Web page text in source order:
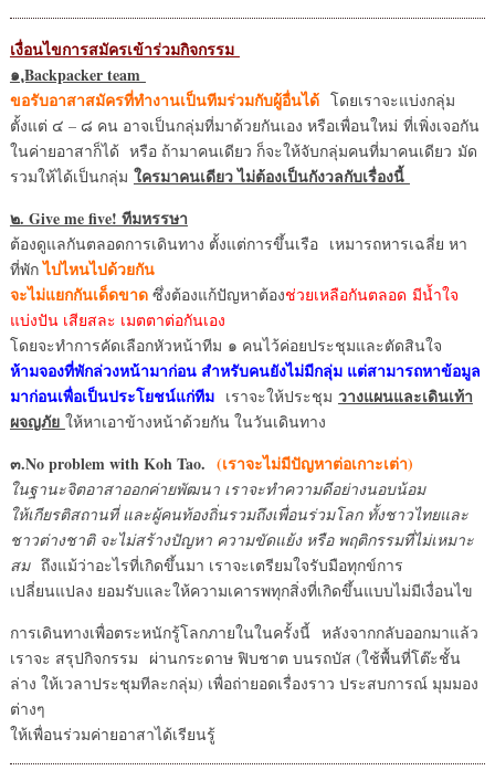
เงื่อนไขการสมัครเข้าร่วมกิจกรรม
๑.ฺBackpacker team
ขอรับอาสาสมัครที่ทำงานเป็นทีมร่วมกับผู้อื่นได้ โดยเราจะแบ่งกลุ่ม
ตั้งแต่ ๔ – ๘ คน อาจเป็นกลุ่มที่มาด้วยกันเอง หรือเพื่อนใหม่ ที่เพิ่งเจอกัน
ในค่ายอาสาก็ได้ หรือ ถ้ามาคนเดียว ก็จะให้จับกลุ่มคนที่มาคนเดียว มัด
รวมให้ได้เป็นกลุ่ม ใครมาคนเดียว ไม่ต้องเป็นกังวลกับเรื่องนี้
๒. Give me five! ทีมหรรษา
ต้องดูแลกันตลอดการเดินทาง ตั้งแต่การขึ้นเรือ เหมารถหารเฉลี่ย หา
ที่พักไปไหนไปด้วยกัน
จะไม่แยกกันเด็ดขาด ซึ่งต้องแก้ปัญหาต้องช่วยเหลือกันตลอด มีน้ำใจ
แบ่งปัน เสียสละ เมตตาต่อกันเอง
โดยจะทำการคัดเลือกหัวหน้าทีม ๑ คนไว้ค่อยประชุมและตัดสินใจ
ห้ามจองที่พักล่วงหน้ามาก่อน สำหรับคนยังไม่มีกลุ่ม แต่สามารถหาข้อมูล
มาก่อนเพื่อเป็นประโยชน์แก่ทีมเราจะให้ประชุม วางแผนและเดินเท้า
ผจญภัย ให้หาเอาข้างหน้าด้วยกัน ในวันเดินทาง
๓.No problem with Koh Tao. (เราจะไม่มีปัญหาต่อเกาะเต่า)
ในฐานะจิตอาสาออกค่ายพัฒนา เราจะทำความดีอย่างนอบน้อม
ให้เกียรติสถานที่ และผู้คนท้องถิ่นรวมถึงเพื่อนร่วมโลก ทั้งชาวไทยและ
ชาวต่างชาติ จะไม่สร้างปัญหา ความขัดแย้ง หรือ พฤติกรรมที่ไม่เหมาะ
สม ถึงแม้ว่าอะไรที่เกิดขึ้นมา เราจะเตรียมใจรับมือทุกข์การ
เปลี่ยนแปลง ยอมรับและให้ความเคารพทุกสิ่งที่เกิดขึ้นแบบไม่มีเงื่อนไข
การเดินทางเพื่อตระหนักรู้โลกภายในในครั้งนี้ หลังจากกลับออกมาแล้ว
เราจะ สรุปกิจกรรม ผ่านกระดาษ ฟิบชาต บนรถบัส (ใช้พื้นที่โต๊ะชั้น
ล่าง ให้เวลาประชุมทีละกลุ่ม) เพื่อถ่ายอดเรื่องราว ประสบการณ์ มุมมอง
ต่างๆ
ให้เพื่อนร่วมค่ายอาสาได้เรียนรู้